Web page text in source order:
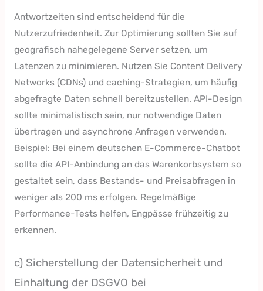
Antwortzeiten sind entscheidend für die
Nutzerzufriedenheit. Zur Optimierung sollten Sie auf
geografisch nahegelegene Server setzen, um
Latenzen zu minimieren. Nutzen Sie Content Delivery
Networks (CDNs) und caching-Strategien, um häufig
abgefragte Daten schnell bereitzustellen. API-Design
sollte minimalistisch sein, nur notwendige Daten
übertragen und asynchrone Anfragen verwenden.
Beispiel: Bei einem deutschen E-Commerce-Chatbot
sollte die API-Anbindung an das Warenkorbsystem so
gestaltet sein, dass Bestands- und Preisabfragen in
weniger als 200 ms erfolgen. Regelmäßige
Performance-Tests helfen, Engpässe frühzeitig zu
erkennen.
c) Sicherstellung der Datensicherheit und
Einhaltung der DSGVO bei